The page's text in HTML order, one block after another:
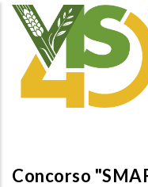
Salta
contenuto
principale
Concorso